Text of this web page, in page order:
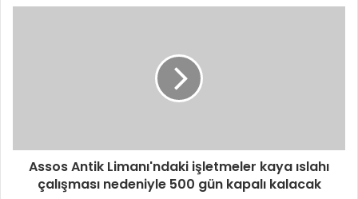
Assos Antik Limanı'ndaki işletmeler kaya ıslahı
çalışması nedeniyle 500 gün kapalı kalacak